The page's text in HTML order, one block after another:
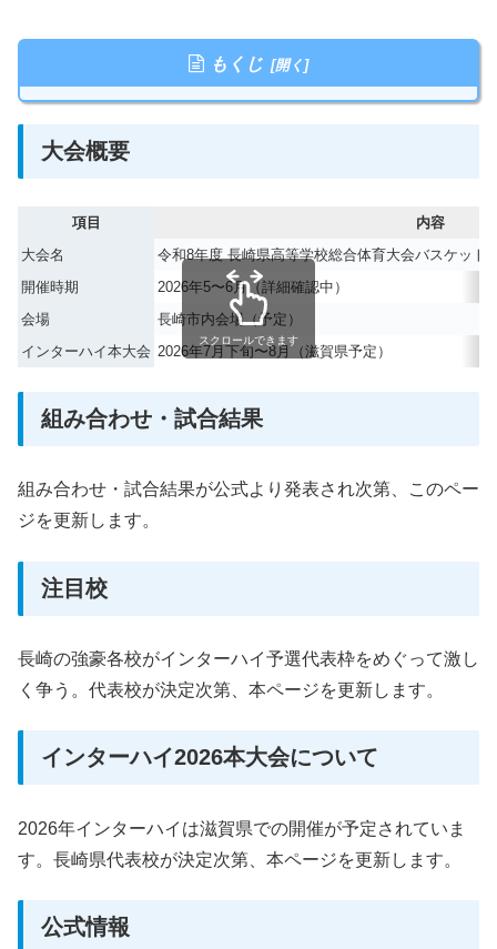
もくじ
大会概要
項目
内容
大会名
令和8年度 長崎県高等学校総合体育大会バスケット
開催時期
2026年5〜6月（詳細確認中）
会場
長崎市内会場（予定）
インターハイ本大会 2026年7月下旬〜8月（滋賀県予定）
スクロールできます
組み合わせ・試合結果
組み合わせ・試合結果が公式より発表され次第、このペー
ジを更新します。
注目校
長崎の強豪各校がインターハイ予選代表枠をめぐって激し
く争う。代表校が決定次第、本ページを更新します。
インターハイ2026本大会について
2026年インターハイは滋賀県での開催が予定されていま
す。長崎県代表校が決定次第、本ページを更新します。
公式情報